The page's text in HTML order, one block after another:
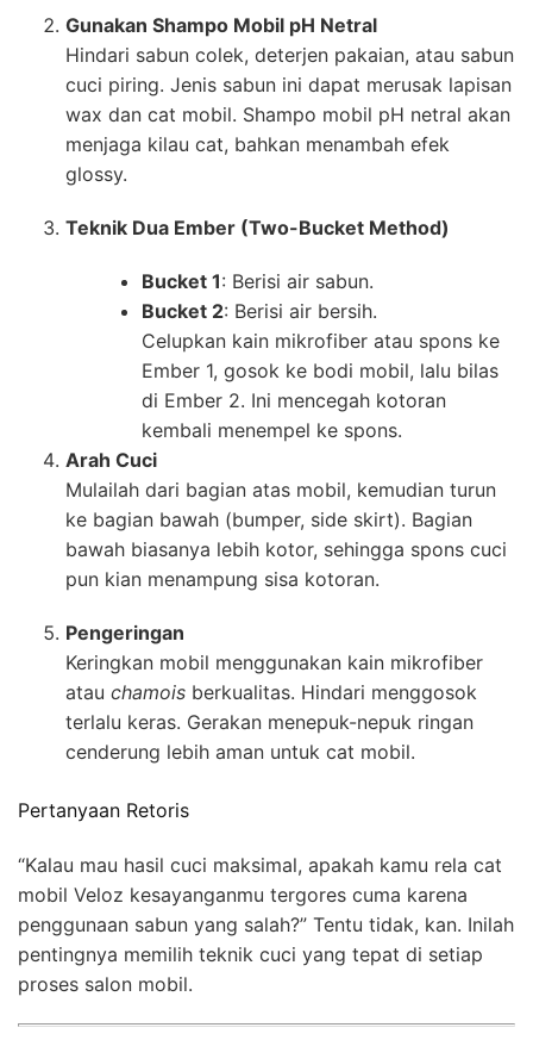
Gunakan Shampo Mobil pH Netral
Hindari sabun colek, deterjen pakaian, atau sabun
cuci piring. Jenis sabun ini dapat merusak lapisan
wax dan cat mobil. Shampo mobil pH netral akan
menjaga kilau cat, bahkan menambah efek
glossy.
Teknik Dua Ember (Two-Bucket Method)
Bucket 1: Berisi air sabun.
Bucket 2: Berisi air bersih.
Celupkan kain mikrofiber atau spons ke
Ember 1, gosok ke bodi mobil, lalu bilas
di Ember 2. Ini mencegah kotoran
kembali menempel ke spons.
Arah Cuci
Mulailah dari bagian atas mobil, kemudian turun
ke bagian bawah (bumper, side skirt). Bagian
bawah biasanya lebih kotor, sehingga spons cuci
pun kian menampung sisa kotoran.
Pengeringan
Keringkan mobil menggunakan kain mikrofiber
atau chamois berkualitas. Hindari menggosok
terlalu keras. Gerakan menepuk-nepuk ringan
cenderung lebih aman untuk cat mobil.
Pertanyaan Retoris
“Kalau mau hasil cuci maksimal, apakah kamu rela cat
mobil Veloz kesayanganmu tergores cuma karena
penggunaan sabun yang salah?” Tentu tidak, kan. Inilah
pentingnya memilih teknik cuci yang tepat di setiap
proses salon mobil.